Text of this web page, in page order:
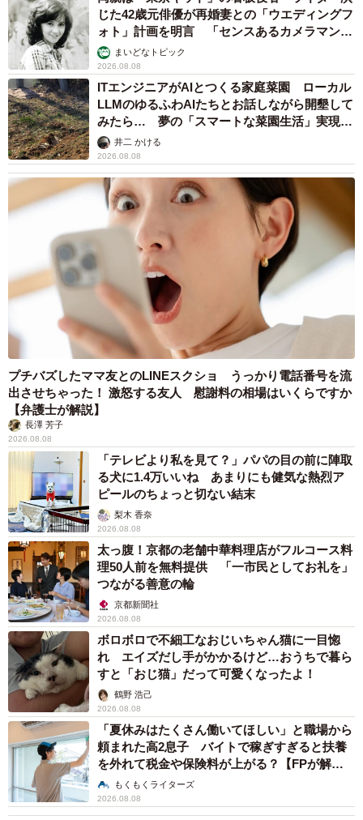
じた42歳元俳優が再婚妻との「ウエディングフ
ォト」計画を明言 「センスあるカメラマン求
む」まいどなトピック
2026.08.08
ITエンジニアがAIとつくる家庭菜園 ローカル
LLMのゆるふわAIたちとお話しながら開墾して
みたら… 夢の「スマートな菜園生活」実現な
るか井二 かける
2026.08.08
プチバズしたママ友とのLINEスクショ うっかり電話番号を流
出させちゃった！ 激怒する友人 慰謝料の相場はいくらですか
【弁護士が解説】
長澤 芳子
2026.08.08
「テレビより私を見て？」パパの目の前に陣取
る犬に1.4万いいね あまりにも健気な熱烈ア
ピールのちょっと切ない結末
梨木 香奈
2026.08.08
太っ腹！京都の老舗中華料理店がフルコース料
理50人前を無料提供 「一市民としてお礼を」
つながる善意の輪
京都新聞社
2026.08.08
ボロボロで不細工なおじいちゃん猫に一目惚
れ エイズだし手がかかるけど…おうちで暮ら
すと「おじ猫」だって可愛くなったよ！
鶴野 浩己
2026.08.08
「夏休みはたくさん働いてほしい」と職場から
頼まれた高2息子 バイトで稼ぎすぎると扶養
を外れて税金や保険料が上がる？【FPが解
説】もくもくライターズ
2026.08.08